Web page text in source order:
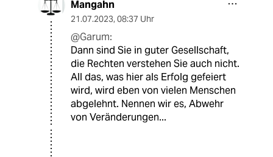
Mangahn
21.07.2023, 08:37 Uhr
@Garum:
Dann sind Sie in guter Gesellschaft,
die Rechten verstehen Sie auch nicht.
All das, was hier als Erfolg gefeiert
wird, wird eben von vielen Menschen
abgelehnt. Nennen wir es, Abwehr
von Veränderungen...